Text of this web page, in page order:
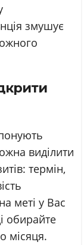
змушує
виділити
термін,
меті у Вас
обирайте
місяця.